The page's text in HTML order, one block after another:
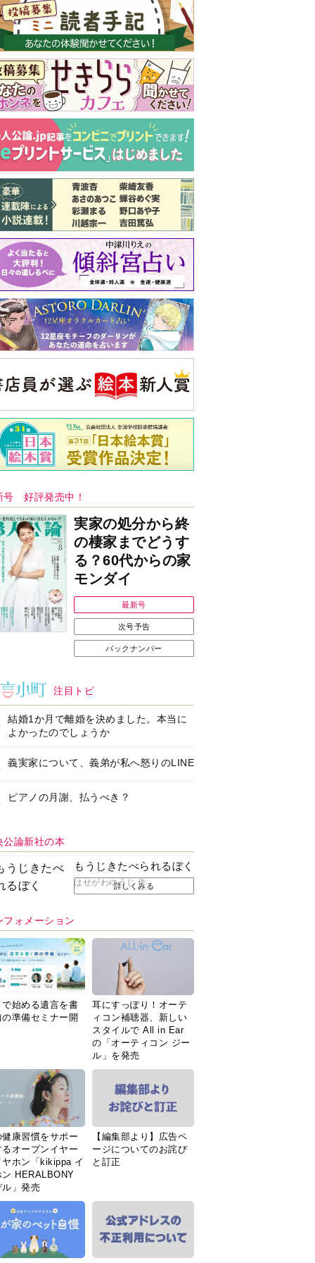
号 好評発売中！
実家の処分から終
の棲家までどうす
る？60代からの家
モンダイ
最新号
次号予告
バックナンバー
注目トピ
結婚1か月で離婚を決めました。本当に
よかったのでしょうか
義実家について、義弟が私へ怒りのLINE
ピアノの月謝、払うべき？
公論新社の本
もうじきたべられるぼく
はせがわゆうじ 作
詳しくみる
フォメーション
で始める遺言を書
準備セミナー開
耳にすっぽり！オーテ
ィコン補聴器、新しい
スタイルで All in Ear
の「オーティコン ジー
ル」を発売
健康習慣をサポー
るオープンイヤー
ヤホン「kikippa イ
ン HERALBONY
ル」発売
【編集部より】広告ペ
ージについてのお詫び
と訂正